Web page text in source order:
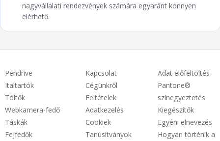
nagyvállalati rendezvények számára egyaránt könnyen
elérhető.
Pendrive
Italtartók
Töltők
Webkamera-fedő
Táskák
Fejfedők
Kapcsolat
Cégünkről
Feltételek
Adatkezelés
Cookiek
Tanúsítványok
Adat előfeltöltés
Pantone®
színegyeztetés
Kiegészítők
Egyéni elnevezés
Hogyan történik a